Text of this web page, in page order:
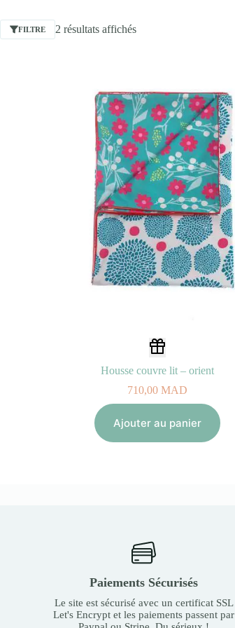
FILTRE 2 résultats affichés
Housse couvre lit – orient
710,00MAD
Ajouter au panier
Paiements Sécurisés
Le site est sécurisé avec un certificat SSL
Let's Encrypt et les paiements passent par